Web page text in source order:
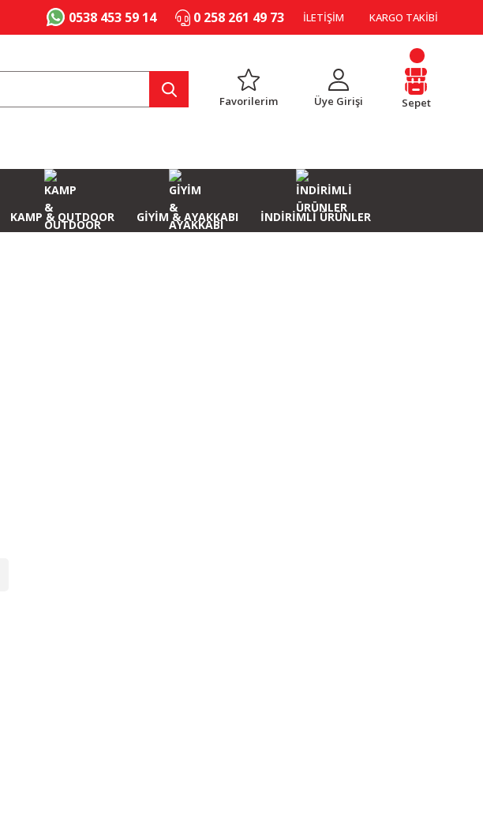
0538 453 59 14 0 258 261 49 73 İLETİŞİM KARGO TAKİBİ
Favorilerim Üye Girişi Sepet
KAMP & OUTDOOR GİYİM & AYAKKABI İNDİRİMLİ ÜRÜNLER